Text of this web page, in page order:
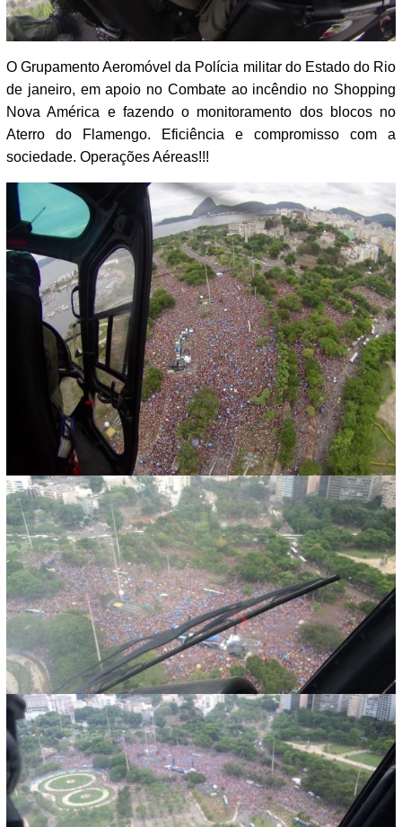
O Grupamento Aeromóvel da Polícia militar do Estado do Rio
de janeiro, em apoio no Combate ao incêndio no Shopping
Nova América e fazendo o monitoramento dos blocos no
Aterro do Flamengo. Eficiência e compromisso com a
sociedade. Operações Aéreas!!!